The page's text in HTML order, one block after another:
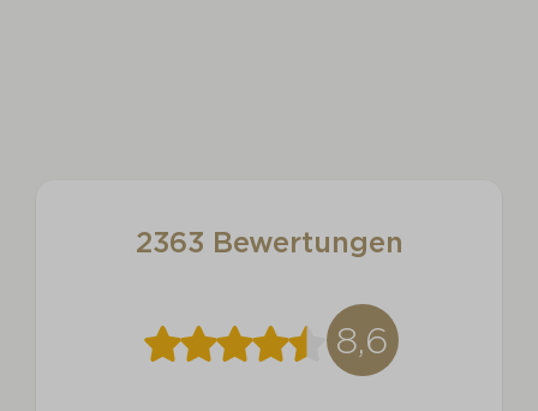
2363 Bewertungen
8,6